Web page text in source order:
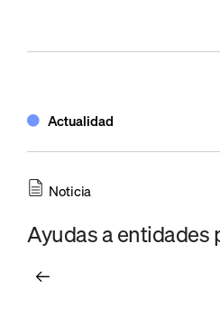
Actualidad
Noticia
Ayudas a entidades